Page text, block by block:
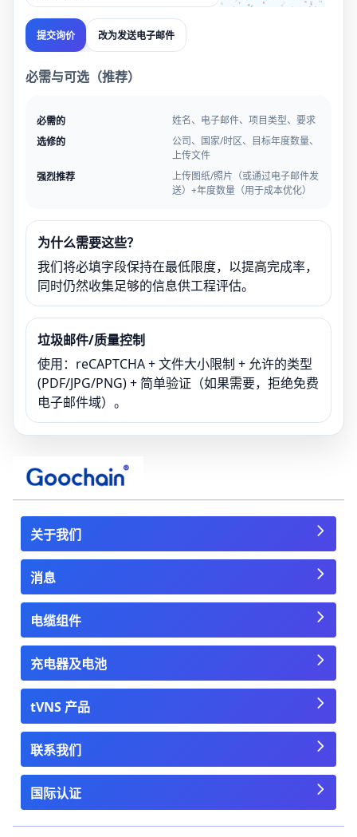
提交询价 改为发送电子邮件
必需与可选（推荐）
必需的
姓名、电子邮件、项目类型、要求
选修的
公司、国家/时区、目标年度数量、
上传文件
强烈推荐
上传图纸/照片（或通过电子邮件发
送）+年度数量（用于成本优化）
为什么需要这些？
我们将必填字段保持在最低限度，以提高完成率，
同时仍然收集足够的信息供工程评估。
垃圾邮件/质量控制
使用：reCAPTCHA + 文件大小限制 + 允许的类型
(PDF/JPG/PNG) + 简单验证（如果需要，拒绝免费
电子邮件域）。
关于我们
消息
电缆组件
充电器及电池
tVNS 产品
联系我们
国际认证